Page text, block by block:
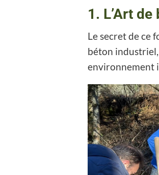
1. L’Art
Le secret de ce
béton industriel,
environnement